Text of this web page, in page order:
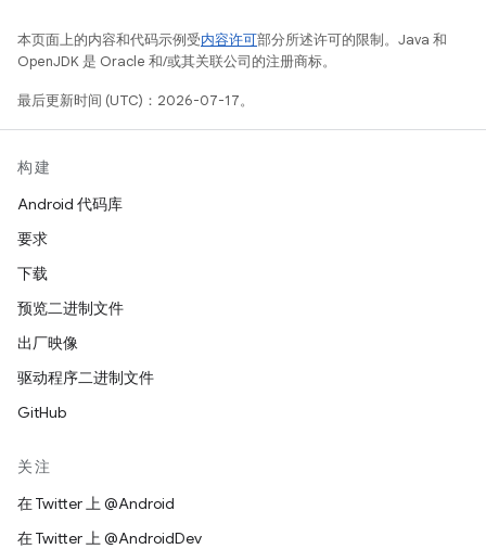
本页面上的内容和代码示例受内容许可部分所述许可的限制。Java 和
OpenJDK 是 Oracle 和/或其关联公司的注册商标。
最后更新时间 (UTC)：2026-07-17。
构建
Android 代码库
要求
下载
预览二进制文件
出厂映像
驱动程序二进制文件
GitHub
关注
在 Twitter 上 @Android
在 Twitter 上 @AndroidDev